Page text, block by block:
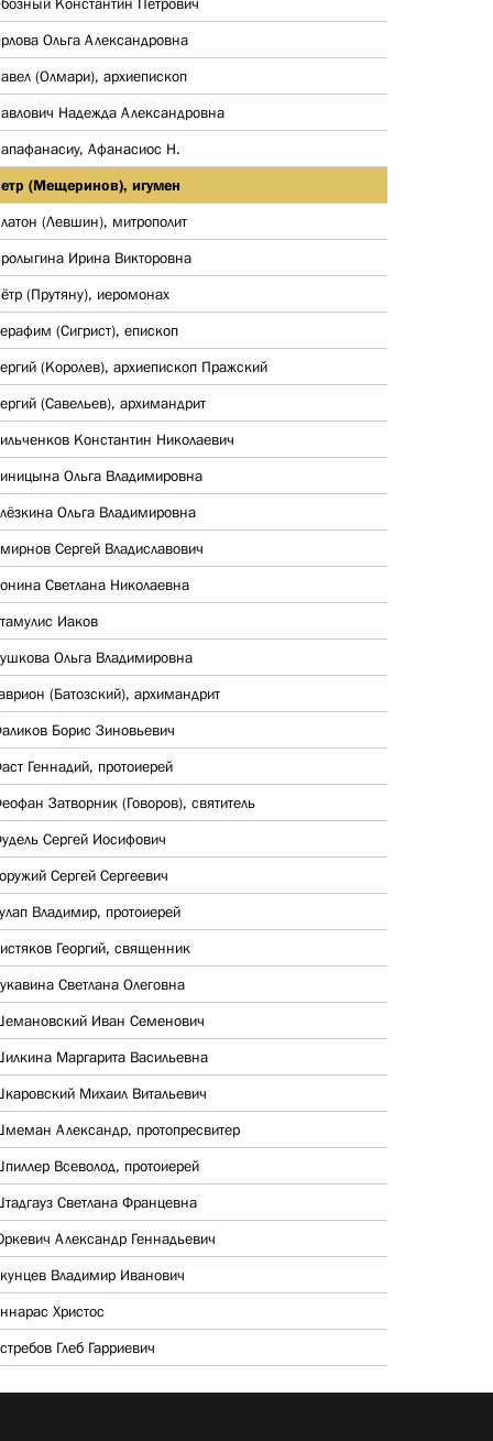
Ольга Александровна
(Олмари), архиепископ
Надежда Александровна
Афанасиос Н.
(Мещеринов), игумен
(Левшин), митрополит
Ирина Викторовна
(Прутяну), иеромонах
(Сигрист), епископ
(Королев), архиепископ Пражский
(Савельев), архимандрит
Константин Николаевич
Ольга Владимировна
Ольга Владимировна
Сергей Владиславович
Светлана Николаевна
Иаков
Ольга Владимировна
(Батозский), архимандрит
Борис Зиновьевич
Геннадий, протоиерей
Затворник (Говоров), святитель
Сергей Иосифович
Сергей Сергеевич
Владимир, протоиерей
Георгий, священник
Светлана Олеговна
Иван Семенович
Маргарита Васильевна
Михаил Витальевич
Александр, протопресвитер
Всеволод, протоиерей
Светлана Францевна
Александр Геннадьевич
Владимир Иванович
Христос
Глеб Гарриевич